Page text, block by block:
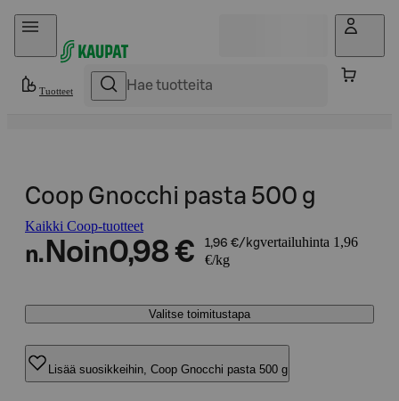
Hyppää sisältöön
Tuotteet
Coop Gnocchi pasta 500 g
Kaikki Coop-tuotteet
n. Noin0,98 € 1,96 €/kgvertailuhinta 1,96
€/kg
Valitse toimitustapa
Lisää suosikkeihin, Coop Gnocchi pasta 500 g